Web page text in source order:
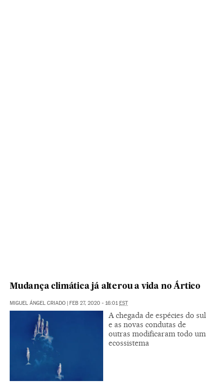
Mudança climática já alterou a vida no Ártico
MIGUEL ÁNGEL CRIADO FEB 27, 2020 - 16:01 EST
A chegada de espécies do sul
e as novas condutas de
outras modificaram todo um
ecossistema